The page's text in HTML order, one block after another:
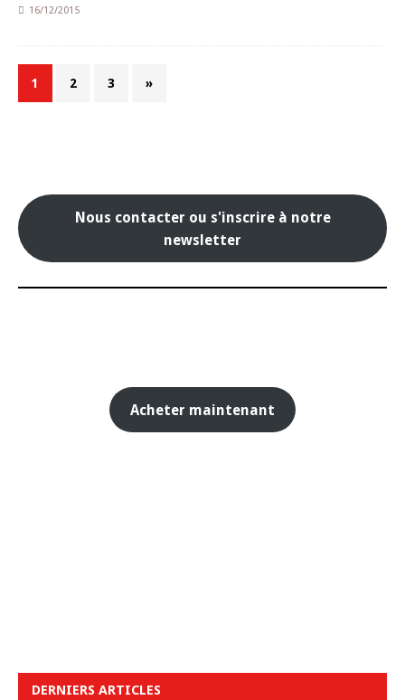
16/12/2015
1 2 3 »
Nous contacter ou s'inscrire à notre
newsletter
Acheter maintenant
DERNIERS ARTICLES